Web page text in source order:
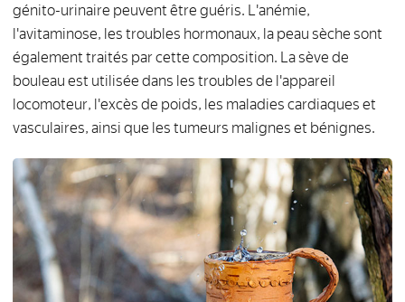
génito-urinaire peuvent être guéris. L'anémie,
l'avitaminose, les troubles hormonaux, la peau sèche sont
également traités par cette composition. La sève de
bouleau est utilisée dans les troubles de l'appareil
locomoteur, l'excès de poids, les maladies cardiaques et
vasculaires, ainsi que les tumeurs malignes et bénignes.